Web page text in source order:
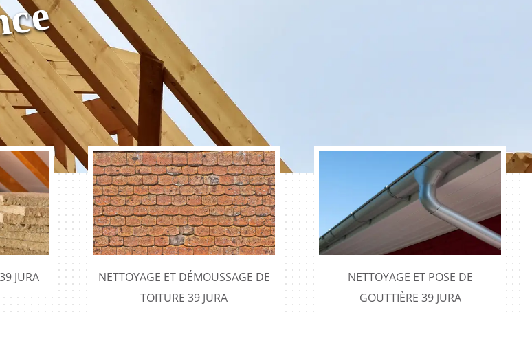
JURA
NETTOYAGE ET DÉMOUSSAGE DE
TOITURE 39 JURA
NETTOYAGE ET POSE DE
GOUTTIÈRE 39 JURA